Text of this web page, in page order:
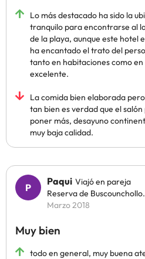
Lo más destacado ha sido la
tranquilo para encontrarse al
de la playa, aunque este hotel
ha encantado el trato del
tanto en habitaciones como
excelente.
La comida bien elaborada
tan bien es verdad que el
poner más, desayuno
muy baja calidad.
Paqui Viajó en pareja
Reserva de
Marzo 2018
Muy bien
todo en general, muy buena